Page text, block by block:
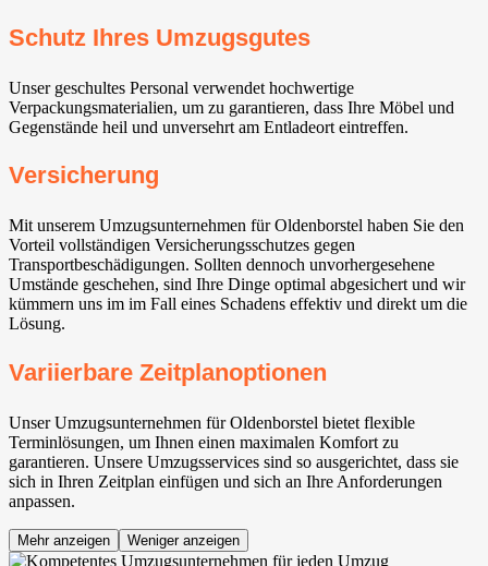
Schutz Ihres Umzugsgutes
Unser geschultes Personal verwendet hochwertige
Verpackungsmaterialien, um zu garantieren, dass Ihre Möbel und
Gegenstände heil und unversehrt am Entladeort eintreffen.
Versicherung
Mit unserem Umzugsunternehmen für Oldenborstel haben Sie den
Vorteil vollständigen Versicherungsschutzes gegen
Transportbeschädigungen. Sollten dennoch unvorhergesehene
Umstände geschehen, sind Ihre Dinge optimal abgesichert und wir
kümmern uns im im Fall eines Schadens effektiv und direkt um die
Lösung.
Variierbare Zeitplanoptionen
Unser Umzugsunternehmen für Oldenborstel bietet flexible
Terminlösungen, um Ihnen einen maximalen Komfort zu
garantieren. Unsere Umzugsservices sind so ausgerichtet, dass sie
sich in Ihren Zeitplan einfügen und sich an Ihre Anforderungen
anpassen.
Mehr anzeigen Weniger anzeigen